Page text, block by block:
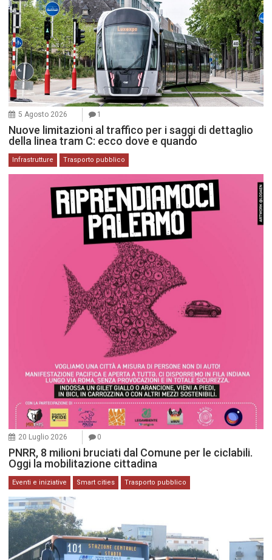
5 Agosto 2026 1
Nuove limitazioni al traffico per i saggi di dettaglio
della linea tram C: ecco dove e quando
Infrastrutture Trasporto pubblico
20 Luglio 2026 0
PNRR, 8 milioni bruciati dal Comune per le ciclabili.
Oggi la mobilitazione cittadina
Eventi e iniziative Smart cities Trasporto pubblico